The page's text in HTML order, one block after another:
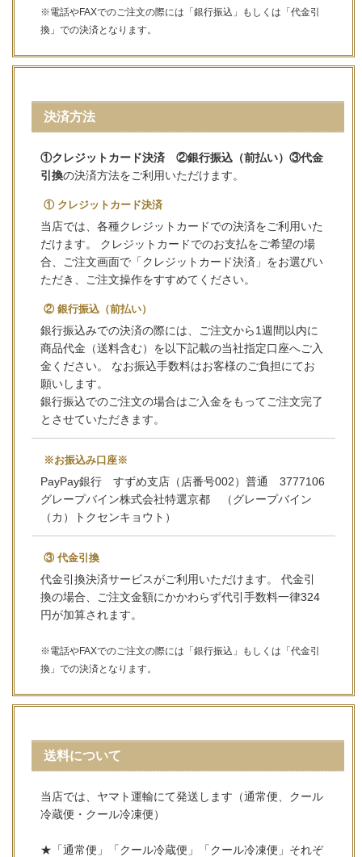
※電話やFAXでのご注文の際には「銀行振込」もしくは「代金引
換」での決済となります。
決済方法
①クレジットカード決済 ②銀行振込（前払い）③代金
引換の決済方法をご利用いただけます。
① クレジットカード決済
当店では、各種クレジットカードでの決済をご利用いた
だけます。 クレジットカードでのお支払をご希望の場
合、ご注文画面で「クレジットカード決済」をお選びい
ただき、ご注文操作をすすめてください。
② 銀行振込（前払い）
銀行振込みでの決済の際には、ご注文から1週間以内に
商品代金（送料含む）を以下記載の当社指定口座へご入
金ください。 なお振込手数料はお客様のご負担にてお
願いします。
銀行振込でのご注文の場合はご入金をもってご注文完了
とさせていただきます。
※お振込み口座※
PayPay銀行 すずめ支店（店番号002）普通 3777106
グレープバイン株式会社特選京都 （グレープバイン
（カ）トクセンキョウト）
③ 代金引換
代金引換決済サービスがご利用いただけます。 代金引
換の場合、ご注文金額にかかわらず代引手数料一律324
円が加算されます。
※電話やFAXでのご注文の際には「銀行振込」もしくは「代金引
換」での決済となります。
送料について
当店では、ヤマト運輸にて発送します（通常便、クール
冷蔵便・クール冷凍便）
★「通常便」「クール冷蔵便」「クール冷凍便」それぞ